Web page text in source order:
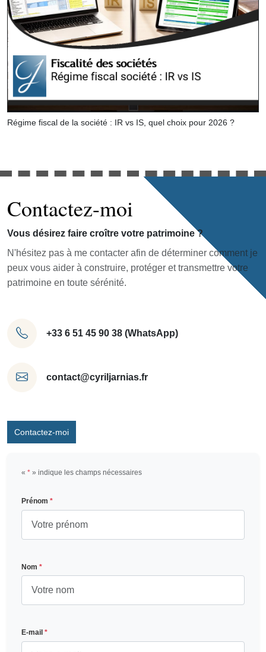
Régime fiscal de la société : IR vs IS, quel choix pour 2026 ?
Contactez-moi
Vous désirez faire croître votre patrimoine ?
N'hésitez pas à me contacter afin de déterminer comment je
peux vous aider à construire, protéger et transmettre votre
patrimoine en toute sérénité.
+33 6 51 45 90 38 (WhatsApp)
contact@cyriljarnias.fr
Contactez-moi
« * » indique les champs nécessaires
Prénom *
Nom *
E-mail *